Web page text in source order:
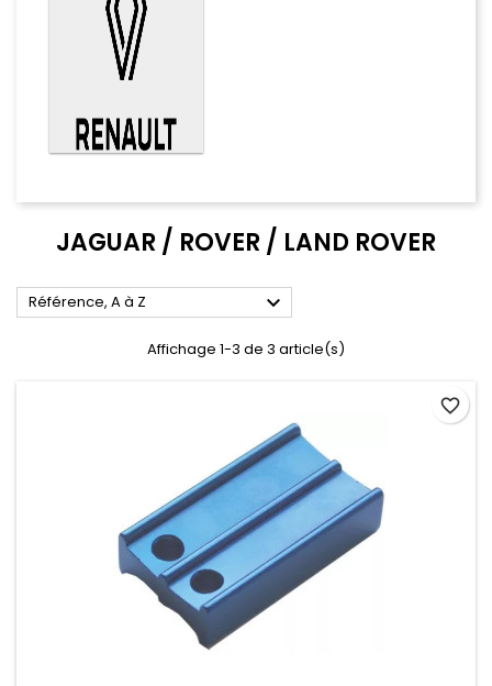
JAGUAR / ROVER / LAND ROVER
Référence, A à Z 
Affichage 1-3 de 3 article(s)
favorite_border